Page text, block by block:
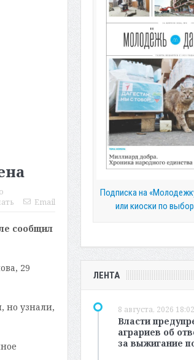
Email
сообщил
29
но узнали,
Подписка на
или киоски по
ЛЕНТА
8 августа, 2026 18:02
Власти
аграриев об
за выжигание